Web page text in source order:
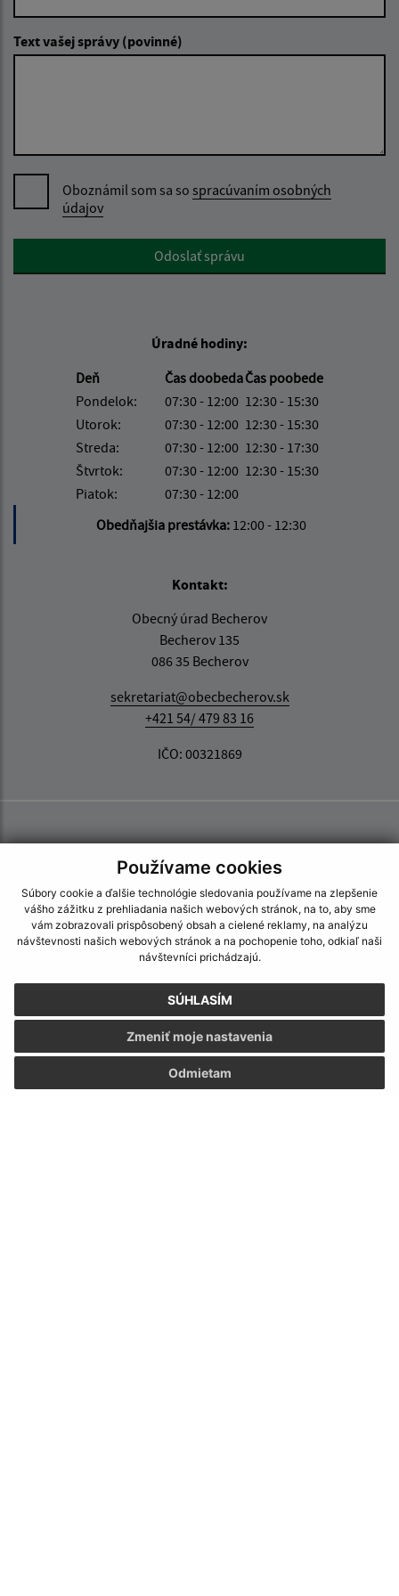
Používame cookies
Súbory cookie a ďalšie technológie sledovania používame na zlepšenie
vášho zážitku z prehliadania našich webových stránok, na to, aby sme
vám zobrazovali prispôsobený obsah a cielené reklamy, na analýzu
návštevnosti našich webových stránok a na pochopenie toho, odkiaľ naši
návštevníci prichádzajú.
SÚHLASÍM
Odmietam
Zmeniť moje nastavenia
Text vašej správy (povinné)
Oboznámil som sa so spracúvaním osobných
údajov
Google reCaptcha ResponseOdoslať správu
Úradné hodiny:
Deň
Čas doobedaČas poobede
Pondelok:
07:30 - 12:00 12:30 - 15:30
Utorok:
07:30 - 12:00 12:30 - 15:30
Streda:
07:30 - 12:00 12:30 - 17:30
Štvrtok:
07:30 - 12:00 12:30 - 15:30
Piatok:
07:30 - 12:00
Obedňajšia prestávka: 12:00 - 12:30
Kontakt:
Obecný úrad Becherov
Becherov 135
086 35 Becherov
sekretariat@obecbecherov.sk
+421 54/ 479 83 16
IČO: 00321869
Informácie o stránke: